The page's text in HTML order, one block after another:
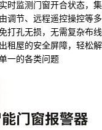
时监测门窗开合状态，集
调节、远程遥控操控等多
打孔无损，无需复杂布线
租屋的安全屏障，轻松解
一的各类问题